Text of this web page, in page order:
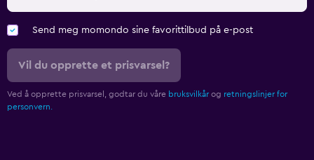
Send meg momondo sine favorittilbud på e-post
Vil du opprette et prisvarsel?
Ved å opprette prisvarsel, godtar du våre bruksvilkår og retningslinjer for
personvern.